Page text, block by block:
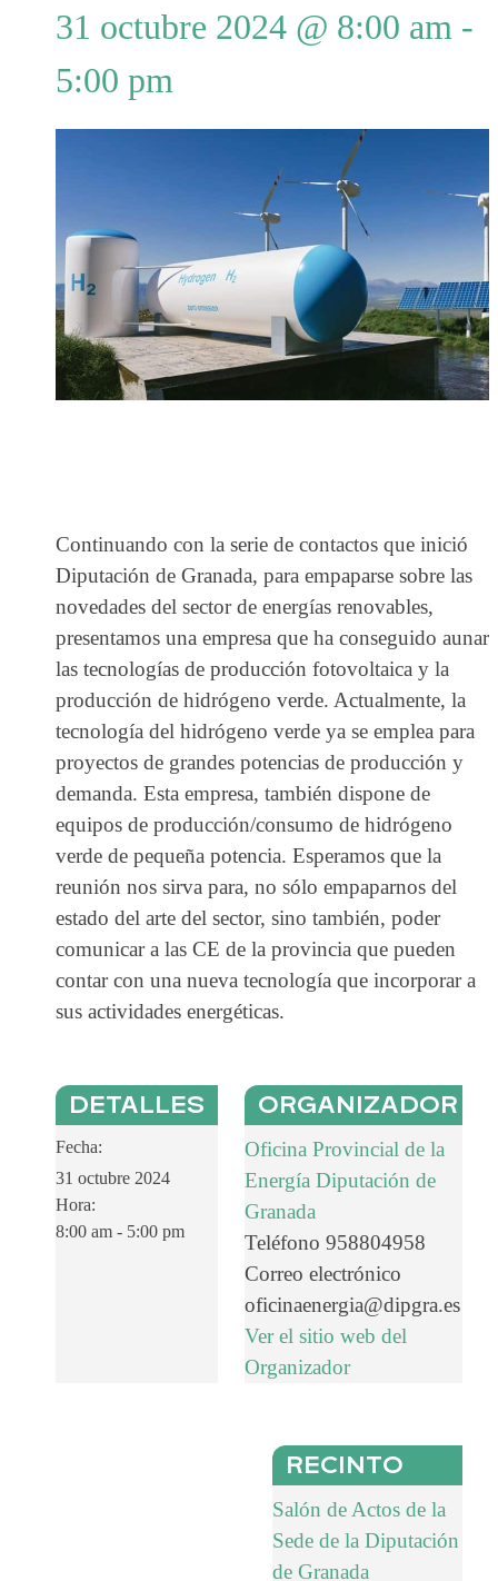
31 octubre 2024 @ 8:00 am -
5:00 pm
Continuando con la serie de contactos que inició
Diputación de Granada, para empaparse sobre las
novedades del sector de energías renovables,
presentamos una empresa que ha conseguido aunar
las tecnologías de producción fotovoltaica y la
producción de hidrógeno verde. Actualmente, la
tecnología del hidrógeno verde ya se emplea para
proyectos de grandes potencias de producción y
demanda. Esta empresa, también dispone de
equipos de producción/consumo de hidrógeno
verde de pequeña potencia. Esperamos que la
reunión nos sirva para, no sólo empaparnos del
estado del arte del sector, sino también, poder
comunicar a las CE de la provincia que pueden
contar con una nueva tecnología que incorporar a
sus actividades energéticas.
DETALLES
Fecha:
31 octubre 2024
Hora:
8:00 am - 5:00 pm
ORGANIZADOR
Oficina Provincial de la
Energía Diputación de
Granada
Teléfono 958804958
Correo electrónico
oficinaenergia@dipgra.es
Ver el sitio web del
Organizador
RECINTO
Salón de Actos de la
Sede de la Diputación
de Granada